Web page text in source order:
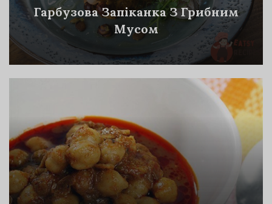
Гарбузова Запіканка З Грибним
Мусом